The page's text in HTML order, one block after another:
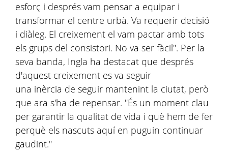
esforç i després vam pensar a equipar i
transformar el centre urbà. Va requerir decisió
i diàleg. El creixement el vam pactar amb tots
els grups del consistori. No va ser fàcil". Per la
seva banda, Ingla ha destacat que després
d'aquest creixement es va seguir
una inèrcia de seguir mantenint la ciutat, però
que ara s'ha de repensar. "És un moment clau
per garantir la qualitat de vida i què hem de fer
perquè els nascuts aquí en puguin continuar
gaudint."